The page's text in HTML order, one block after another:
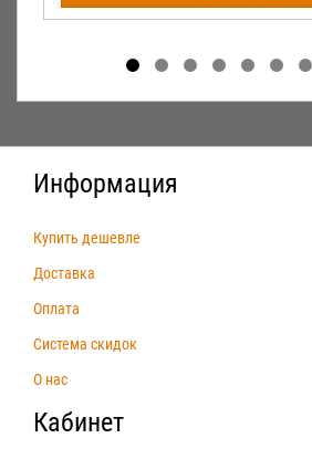
Информация
Купить дешевле
Доставка
Оплата
Система скидок
О нас
Кабинет